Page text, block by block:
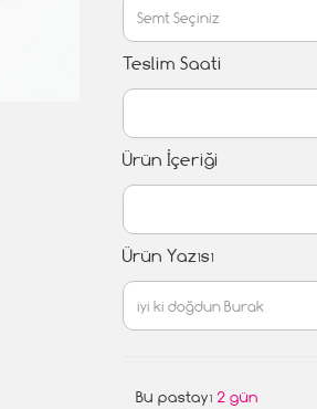
Teslim Saati
Ürün İçeriği
Ürün Yazısı
Bu pastayı 2 gün